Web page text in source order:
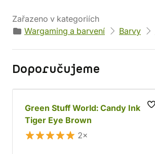
Zařazeno v kategoriích
Wargaming a barvení
Barvy
Doporučujeme
Green Stuff World: Candy Ink
Tiger Eye Brown
2×